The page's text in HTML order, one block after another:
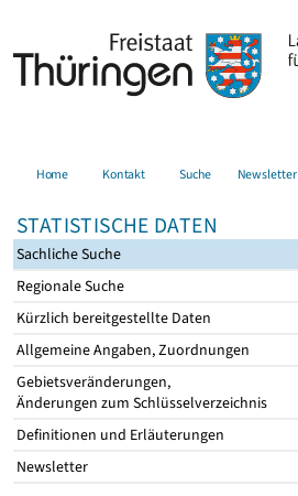
Home Kontakt Suche Newsletter
STATISTISCHE DATEN
Sachliche Suche
Regionale Suche
Kürzlich bereitgestellte Daten
Allgemeine Angaben, Zuordnungen
Gebietsveränderungen,
Änderungen zum Schlüsselverzeichnis
Definitionen und Erläuterungen
Newsletter